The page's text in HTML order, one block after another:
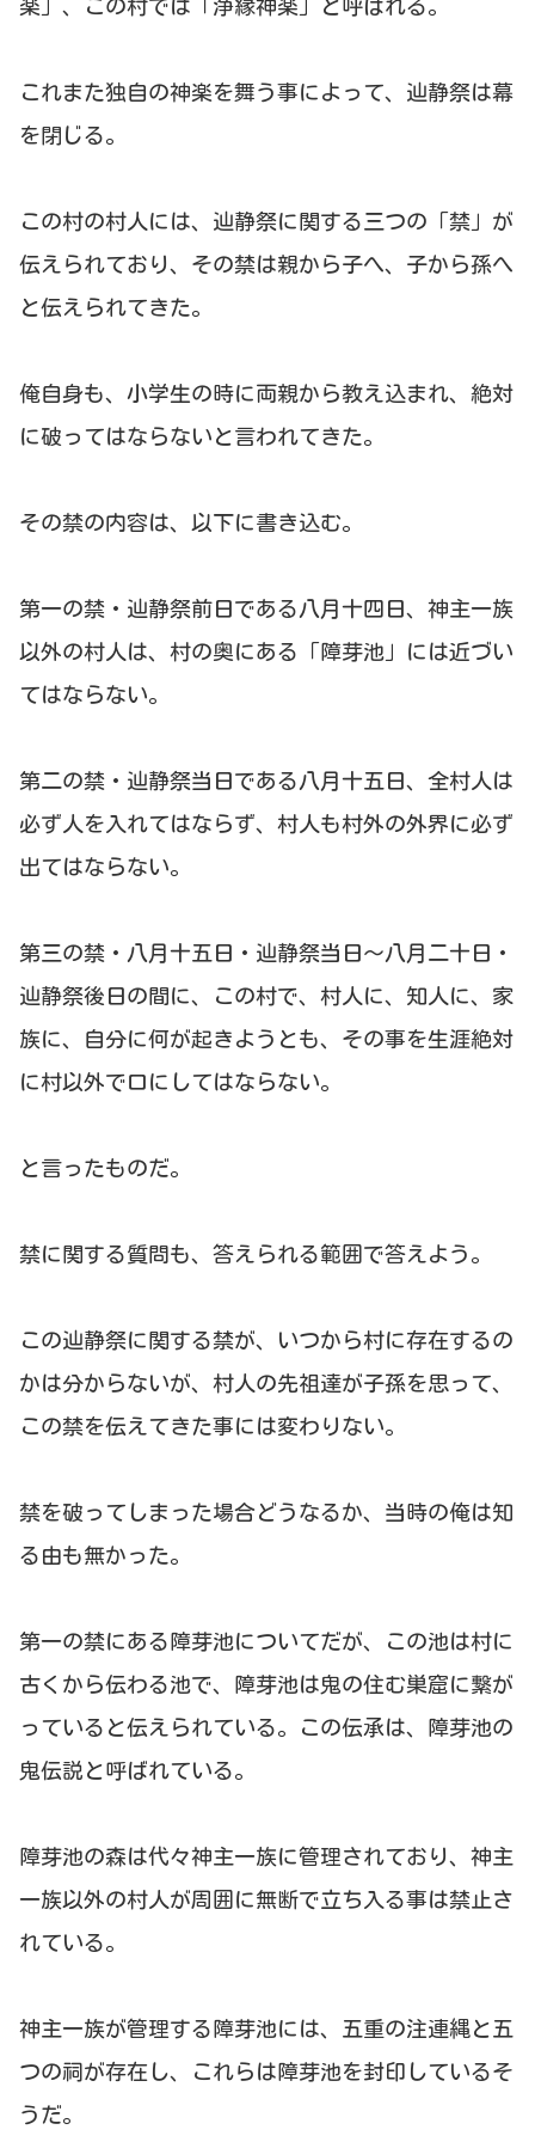
楽」、この村では「浄縁神楽」と呼ばれる。
これまた独自の神楽を舞う事によって、辿静祭は幕
を閉じる。
この村の村人には、辿静祭に関する三つの「禁」が
伝えられており、その禁は親から子へ、子から孫へ
と伝えられてきた。
俺自身も、小学生の時に両親から教え込まれ、絶対
に破ってはならないと言われてきた。
その禁の内容は、以下に書き込む。
第一の禁・辿静祭前日である八月十四日、神主一族
以外の村人は、村の奥にある「障芽池」には近づい
てはならない。
第二の禁・辿静祭当日である八月十五日、全村人は
必ず人を入れてはならず、村人も村外の外界に必ず
出てはならない。
第三の禁・八月十五日・辿静祭当日～八月二十日・
辿静祭後日の間に、この村で、村人に、知人に、家
族に、自分に何が起きようとも、その事を生涯絶対
に村以外で口にしてはならない。
と言ったものだ。
禁に関する質問も、答えられる範囲で答えよう。
この辿静祭に関する禁が、いつから村に存在するの
かは分からないが、村人の先祖達が子孫を思って、
この禁を伝えてきた事には変わりない。
禁を破ってしまった場合どうなるか、当時の俺は知
る由も無かった。
第一の禁にある障芽池についてだが、この池は村に
古くから伝わる池で、障芽池は鬼の住む巣窟に繋が
っていると伝えられている。この伝承は、障芽池の
鬼伝説と呼ばれている。
障芽池の森は代々神主一族に管理されており、神主
一族以外の村人が周囲に無断で立ち入る事は禁止さ
れている。
神主一族が管理する障芽池には、五重の注連縄と五
つの祠が存在し、これらは障芽池を封印しているそ
うだ。